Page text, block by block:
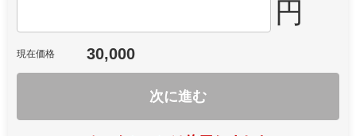
円
現在価格 30,000
次に進む